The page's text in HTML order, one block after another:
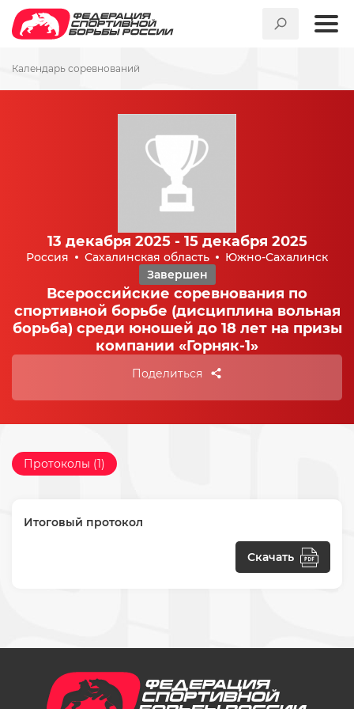
Календарь соревнований
13 декабря 2025 - 15 декабря 2025
Россия Сахалинская область
Южно-Сахалинск
Завершен
Всероссийские соревнования по
спортивной борьбе (дисциплина вольная
борьба) среди юношей до 18 лет на призы
компании «Горняк-1»
Поделиться
Протоколы (1)
Итоговый протокол
Скачать